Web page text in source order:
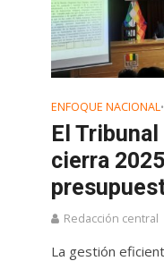
ENFOQUE NACIONAL•
El
cierra
Redacción central
La gestión